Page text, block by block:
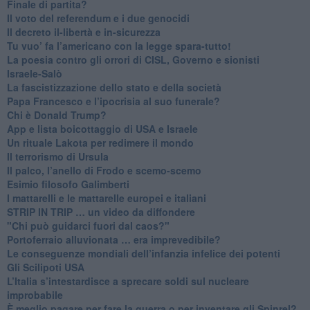
​Finale di partita?
​Il voto del referendum e i due genocidi
Il decreto il-libertà e in-sicurezza
Tu vuo’ fa l’americano con la legge spara-tutto!
La poesia contro gli orrori di CISL, Governo e sionisti
Israele-Salò
​La fascistizzazione dello stato e della società
Papa Francesco e l’ipocrisia al suo funerale?
​Chi è Donald Trump?
App e lista boicottaggio di USA e Israele
​Un rituale Lakota per redimere il mondo
Il terrorismo di Ursula
​Il palco, l’anello di Frodo e scemo-scemo
Esimio filosofo Galimberti
​I mattarelli e le mattarelle europei e italiani
​STRIP IN TRIP … un video da diffondere
"Chi può guidarci fuori dal caos?"
​Portoferraio alluvionata … era imprevedibile?
Le conseguenze mondiali dell’infanzia infelice dei potenti
​Gli Scilipoti USA
L’Italia s’intestardisce a sprecare soldi sul nucleare
improbabile